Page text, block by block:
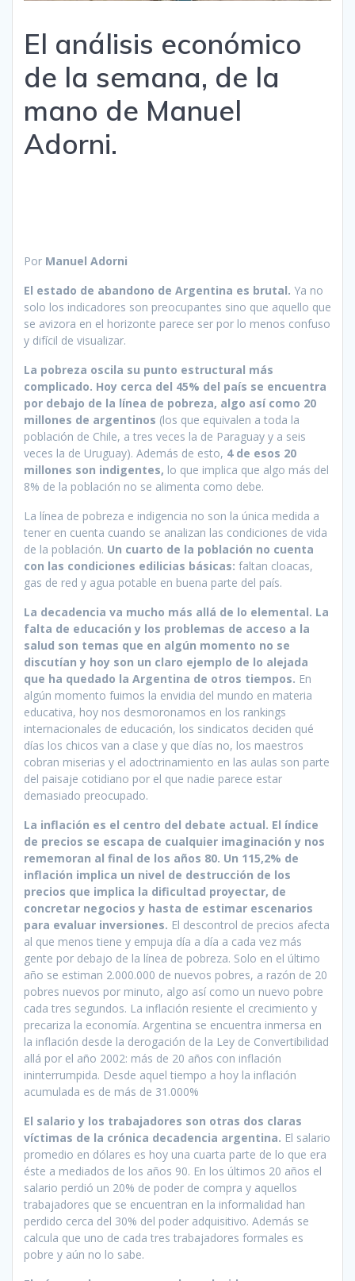
El análisis económico
de la semana, de la
mano de Manuel
Adorni.
Por Manuel Adorni
El estado de abandono de Argentina es brutal. Ya no
solo los indicadores son preocupantes sino que aquello que
se avizora en el horizonte parece ser por lo menos confuso
y difícil de visualizar.
La pobreza oscila su punto estructural más
complicado. Hoy cerca del 45% del país se encuentra
por debajo de la línea de pobreza, algo así como 20
millones de argentinos (los que equivalen a toda la
población de Chile, a tres veces la de Paraguay y a seis
veces la de Uruguay). Además de esto, 4 de esos 20
millones son indigentes, lo que implica que algo más del
8% de la población no se alimenta como debe.
La línea de pobreza e indigencia no son la única medida a
tener en cuenta cuando se analizan las condiciones de vida
de la población. Un cuarto de la población no cuenta
con las condiciones edilicias básicas: faltan cloacas,
gas de red y agua potable en buena parte del país.
La decadencia va mucho más allá de lo elemental. La
falta de educación y los problemas de acceso a la
salud son temas que en algún momento no se
discutían y hoy son un claro ejemplo de lo alejada
que ha quedado la Argentina de otros tiempos. En
algún momento fuimos la envidia del mundo en materia
educativa, hoy nos desmoronamos en los rankings
internacionales de educación, los sindicatos deciden qué
días los chicos van a clase y que días no, los maestros
cobran miserias y el adoctrinamiento en las aulas son parte
del paisaje cotidiano por el que nadie parece estar
demasiado preocupado.
La inflación es el centro del debate actual. El índice
de precios se escapa de cualquier imaginación y nos
rememoran al final de los años 80. Un 115,2% de
inflación implica un nivel de destrucción de los
precios que implica la dificultad proyectar, de
concretar negocios y hasta de estimar escenarios
para evaluar inversiones. El descontrol de precios afecta
al que menos tiene y empuja día a día a cada vez más
gente por debajo de la línea de pobreza. Solo en el último
año se estiman 2.000.000 de nuevos pobres, a razón de 20
pobres nuevos por minuto, algo así como un nuevo pobre
cada tres segundos. La inflación resiente el crecimiento y
precariza la economía. Argentina se encuentra inmersa en
la inflación desde la derogación de la Ley de Convertibilidad
allá por el año 2002: más de 20 años con inflación
ininterrumpida. Desde aquel tiempo a hoy la inflación
acumulada es de más de 31.000%
El salario y los trabajadores son otras dos claras
víctimas de la crónica decadencia argentina. El salario
promedio en dólares es hoy una cuarta parte de lo que era
éste a mediados de los años 90. En los últimos 20 años el
salario perdió un 20% de poder de compra y aquellos
trabajadores que se encuentran en la informalidad han
perdido cerca del 30% del poder adquisitivo. Además se
calcula que uno de cada tres trabajadores formales es
pobre y aún no lo sabe.